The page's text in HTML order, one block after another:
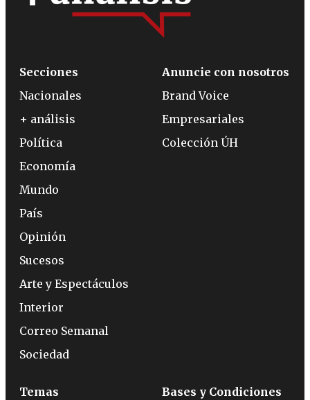
Secciones
Nacionales
+ análisis
Política
Economía
Mundo
País
Opinión
Sucesos
Arte y Espectáculos
Interior
Correo Semanal
Sociedad
Anuncie con nosotros
Brand Voice
Empresariales
Colección ÚH
Temas Bases y Condiciones